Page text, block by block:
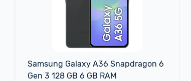
Samsung Galaxy A36 Snapdragon 6
Gen 3 128 GB 6 GB RAM